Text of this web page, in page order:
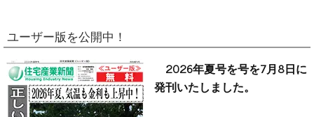
ユーザー版を公開中！
2026年夏号を号を7月8日に
発刊いたしました。